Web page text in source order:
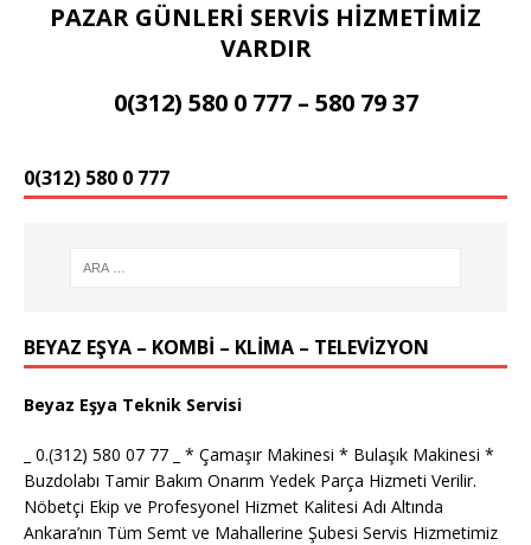
PAZAR GÜNLERİ SERVİS HİZMETİMİZ
VARDIR
0(312) 580 0 777 – 580 79 37
0(312) 580 0 777
BEYAZ EŞYA – KOMBİ – KLİMA – TELEVİZYON
Beyaz Eşya Teknik Servisi
_ 0.(312) 580 07 77 _ * Çamaşır Makinesi * Bulaşık Makinesi *
Buzdolabı Tamir Bakım Onarım Yedek Parça Hizmeti Verilir.
Nöbetçi Ekip ve Profesyonel Hizmet Kalitesi Adı Altında
Ankara’nın Tüm Semt ve Mahallerine Şubesi Servis Hizmetimiz